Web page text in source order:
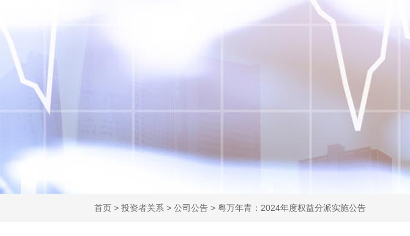
首页 > 投资者关系 > 公司公告 > 粤万年青：2024年度权益分派实施公告